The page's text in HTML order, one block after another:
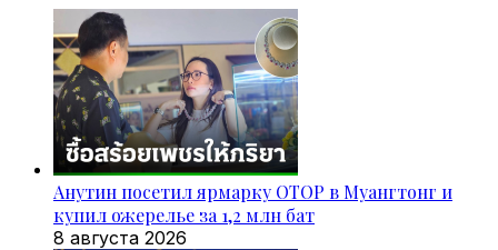
Анутин посетил ярмарку OTOP в Муангтонг и
купил ожерелье за 1,2 млн бат
8 августа 2026